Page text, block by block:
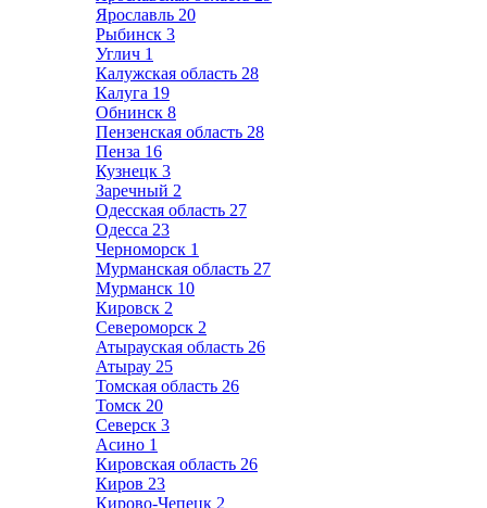
Ярославль 20
Рыбинск 3
Углич 1
Калужская область 28
Калуга 19
Обнинск 8
Пензенская область 28
Пенза 16
Кузнецк 3
Заречный 2
Одесская область 27
Одесса 23
Черноморск 1
Мурманская область 27
Мурманск 10
Кировск 2
Североморск 2
Атырауская область 26
Атырау 25
Томская область 26
Томск 20
Северск 3
Асино 1
Кировская область 26
Киров 23
Кирово-Чепецк 2